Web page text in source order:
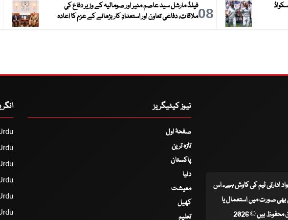
کا 16 رکنی اسکواڈ
08فیلڈ مارشل سید عاصم منیر اور صومالیہ کے وزیر دفاع کی
ملاقات، دفاعی تعاون اور استعدادِ کار بڑھانے کے عزم کا اعادہ
ادارتی ٹیم کی کاوش ہے۔ اس
بھی صورت میں استعمال یا
ہیں © 2026
نیوز کیٹیگریز
صفحۂ اول
تازہ ترین
پاکستان
دنیا
معیشت
کھیل
تعلیم